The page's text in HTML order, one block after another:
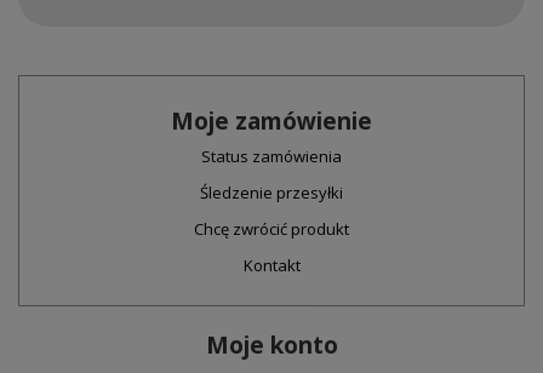
Moje zamówienie
Status zamówienia
Śledzenie przesyłki
Chcę zwrócić produkt
Kontakt
Moje konto